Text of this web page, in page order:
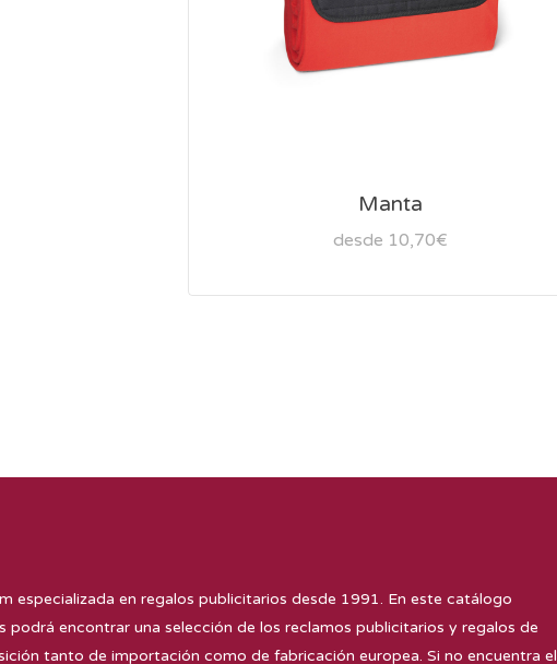
Manta
desde 10,70€
especializada en regalos publicitarios desde 1991. En este catálogo
encontrar una selección de los reclamos publicitarios y regalos de
tanto de importación como de fabricación europea. Si no encuentra el